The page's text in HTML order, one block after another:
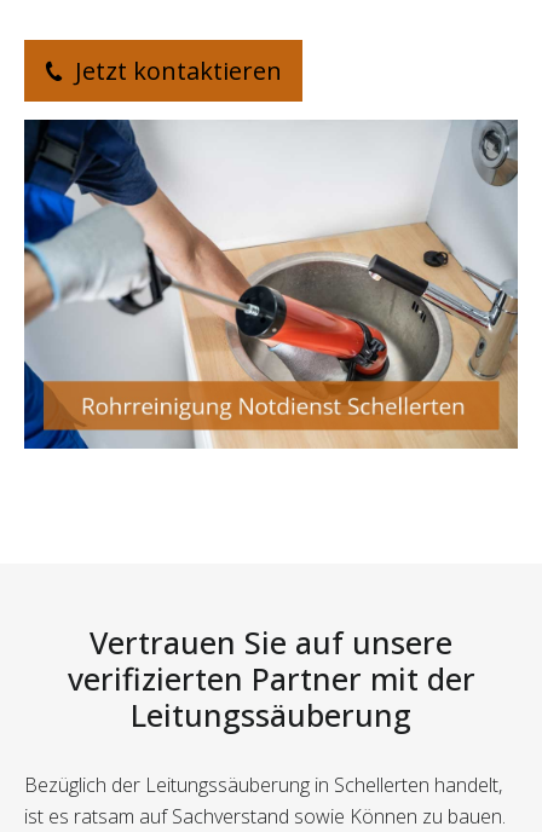
Jetzt kontaktieren
Vertrauen Sie auf unsere
verifizierten Partner mit der
Leitungssäuberung
Bezüglich der Leitungssäuberung in Schellerten handelt,
ist es ratsam auf Sachverstand sowie Können zu bauen.